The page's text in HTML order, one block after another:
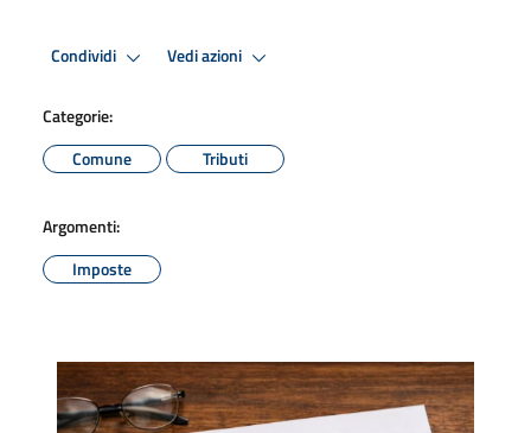
Condividi Vedi azioni
Categorie:
Comune
Tributi
Argomenti:
Imposte